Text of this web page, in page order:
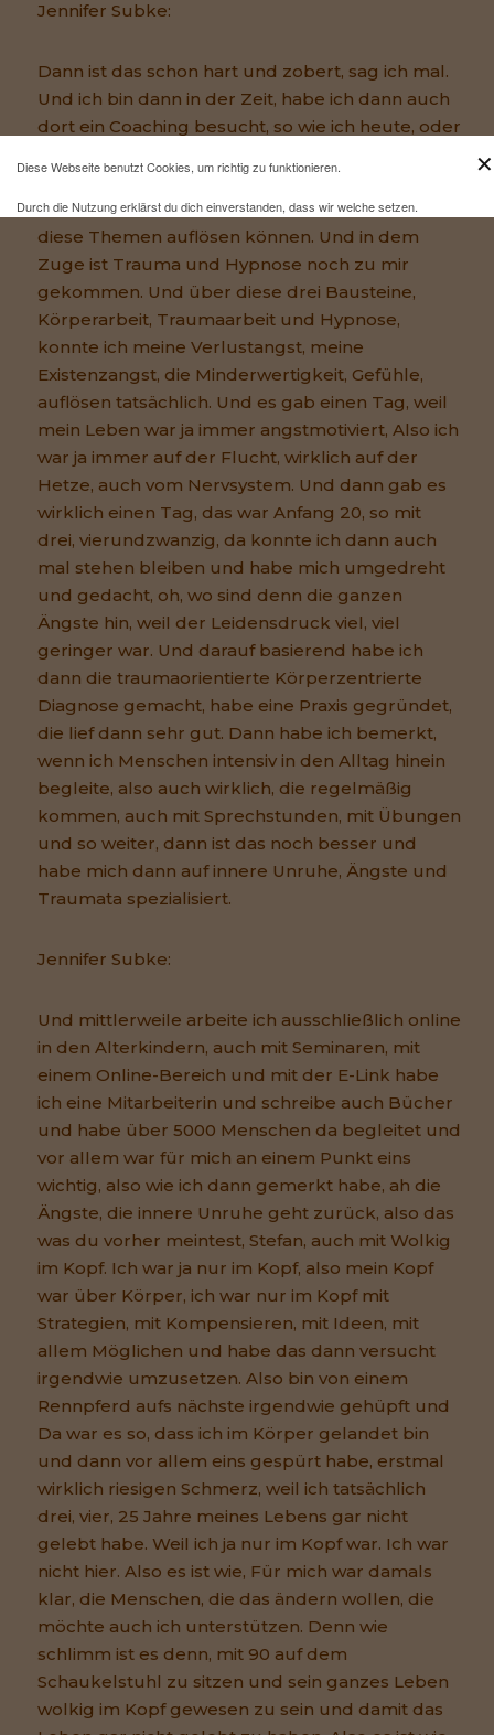
Jennifer Subke:
Dann ist das schon hart und zobert, sag ich mal.
Und ich bin dann in der Zeit, habe ich dann auch
dort ein Coaching besucht, so wie ich heute, oder
jetzt begleitet und habe mich da begleiten
lassen, auch online und habe dann sehr schnell
diese Themen auflösen können. Und in dem
Zuge ist Trauma und Hypnose noch zu mir
gekommen. Und über diese drei Bausteine,
Körperarbeit, Traumaarbeit und Hypnose,
konnte ich meine Verlustangst, meine
Existenzangst, die Minderwertigkeit, Gefühle,
auflösen tatsächlich. Und es gab einen Tag, weil
mein Leben war ja immer angstmotiviert, Also ich
war ja immer auf der Flucht, wirklich auf der
Hetze, auch vom Nervsystem. Und dann gab es
wirklich einen Tag, das war Anfang 20, so mit
drei, vierundzwanzig, da konnte ich dann auch
mal stehen bleiben und habe mich umgedreht
und gedacht, oh, wo sind denn die ganzen
Ängste hin, weil der Leidensdruck viel, viel
geringer war. Und darauf basierend habe ich
dann die traumaorientierte Körperzentrierte
Diagnose gemacht, habe eine Praxis gegründet,
die lief dann sehr gut. Dann habe ich bemerkt,
wenn ich Menschen intensiv in den Alltag hinein
begleite, also auch wirklich, die regelmäßig
kommen, auch mit Sprechstunden, mit Übungen
und so weiter, dann ist das noch besser und
habe mich dann auf innere Unruhe, Ängste und
Traumata spezialisiert.
Jennifer Subke:
Und mittlerweile arbeite ich ausschließlich online
in den Alterkindern, auch mit Seminaren, mit
einem Online-Bereich und mit der E-Link habe
ich eine Mitarbeiterin und schreibe auch Bücher
und habe über 5000 Menschen da begleitet und
vor allem war für mich an einem Punkt eins
wichtig, also wie ich dann gemerkt habe, ah die
Ängste, die innere Unruhe geht zurück, also das
was du vorher meintest, Stefan, auch mit Wolkig
im Kopf. Ich war ja nur im Kopf, also mein Kopf
war über Körper, ich war nur im Kopf mit
Strategien, mit Kompensieren, mit Ideen, mit
allem Möglichen und habe das dann versucht
irgendwie umzusetzen. Also bin von einem
Rennpferd aufs nächste irgendwie gehüpft und
Da war es so, dass ich im Körper gelandet bin
und dann vor allem eins gespürt habe, erstmal
wirklich riesigen Schmerz, weil ich tatsächlich
drei, vier, 25 Jahre meines Lebens gar nicht
gelebt habe. Weil ich ja nur im Kopf war. Ich war
nicht hier. Also es ist wie, Für mich war damals
klar, die Menschen, die das ändern wollen, die
möchte auch ich unterstützen. Denn wie
schlimm ist es denn, mit 90 auf dem
Schaukelstuhl zu sitzen und sein ganzes Leben
wolkig im Kopf gewesen zu sein und damit das
✕
Diese Webseite benutzt Cookies, um richtig zu funktionieren.
Durch die Nutzung erklärst du dich einverstanden, dass wir welche setzen.
Mehr Infos und eine Opt-out-Möglichkeit findest duhier .